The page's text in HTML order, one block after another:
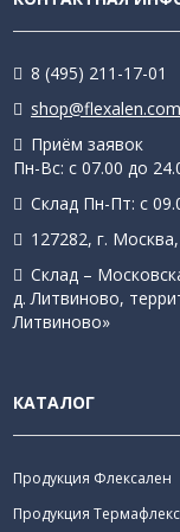
8 (495) 211-17-01
Приём заявок
Пн-Вс: с 07.00 до
Склад Пн-Пт: с
127282, г.
Склад –
д. Литвиново,
Литвиново»
КАТАЛОГ
Продукция Флексален
Продукция Термафлекс